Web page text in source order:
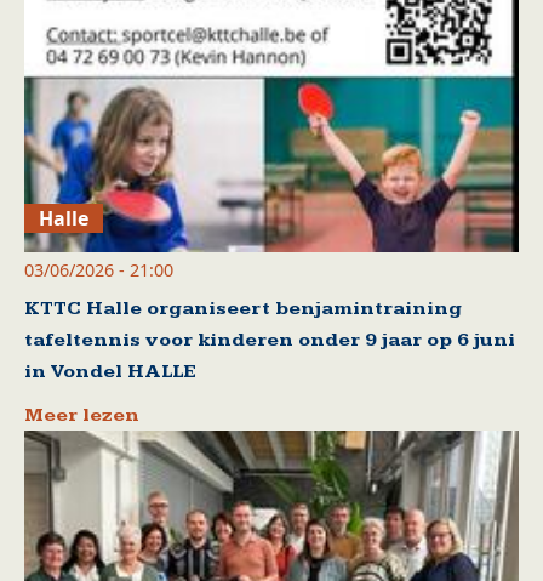
Halle
03/06/2026 - 21:00
KTTC Halle organiseert benjamintraining
tafeltennis voor kinderen onder 9 jaar op 6 juni
in Vondel HALLE
Meer lezen